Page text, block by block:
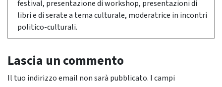
festival, presentazione di workshop, presentazioni di
libri e di serate a tema culturale, moderatrice in incontri
politico-culturali.
Lascia un commento
Il tuo indirizzo email non sarà pubblicato. I campi